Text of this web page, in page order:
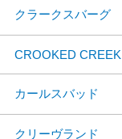
クラークスバーグ
CROOKED CREEK
カールスバッド
クリーヴランド